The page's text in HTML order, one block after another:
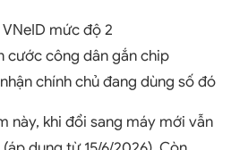
mức độ 2
cước công dân gắn chip
chính chủ đang dùng số đó
này, khi đổi sang máy mới vẫn